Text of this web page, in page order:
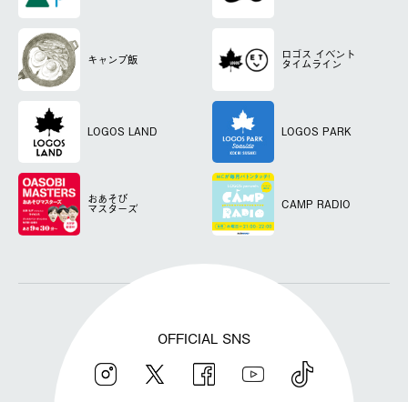
キャンプ飯 ロゴス イベント
タイムライン
LOGOS LAND LOGOS PARK
おあそび
マスターズ CAMP RADIO
OFFICIAL SNS